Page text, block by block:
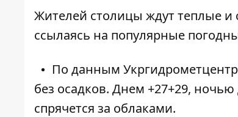
Жителей столицы ждут теплые
ссылаясь на популярные
По данным
без осадков. Днем +27+29,
спрячется за облаками.